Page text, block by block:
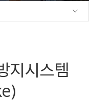
지시스템